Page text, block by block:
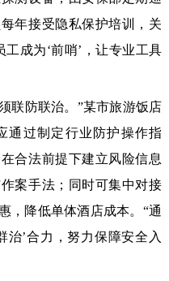
年接受隐私保护培训，关
成为‘前哨’，让专业工具
联防联治。”某市旅游饭店
通过制定行业防护操作指
合法前提下建立风险信息
案手法；同时可集中对接
，降低单体酒店成本。“通
治’合力，努力保障安全入